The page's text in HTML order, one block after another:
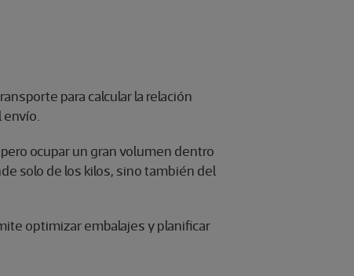
para calcular la relación
envío.
ocupar un gran volumen dentro
solo de los kilos, sino también del
optimizar embalajes y planificar